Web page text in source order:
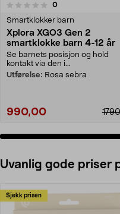
0anmeldelser
Smartklokker barn
Xplora XGO3 Gen 2
smartklokke barn 4-12 år
Se barnets posisjon og hold
kontakt via den i...
Utførelse: Rosa sebra
990,00
0.0 av 5 stjerner
Uvanlig gode priser
Sjekk prisen